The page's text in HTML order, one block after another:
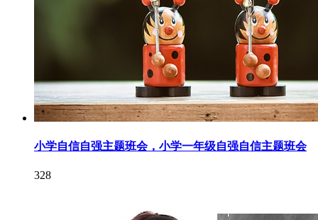
小学自信自强主题班会，小学一年级自强自信主题班会
328